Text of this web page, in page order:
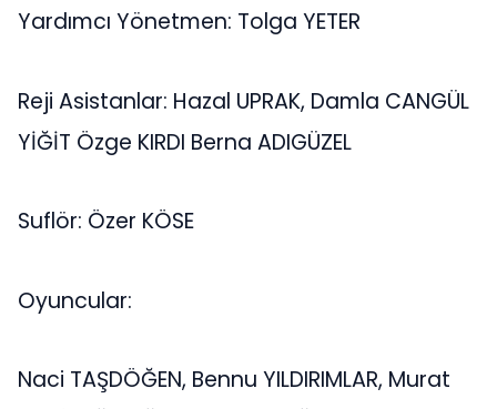
Yardımcı Yönetmen: Tolga YETER
Reji Asistanlar: Hazal UPRAK, Damla CANGÜL
YİĞİT Özge KIRDI Berna ADIGÜZEL
Suflör: Özer KÖSE
Oyuncular:
Naci TAŞDÖĞEN, Bennu YILDIRIMLAR, Murat